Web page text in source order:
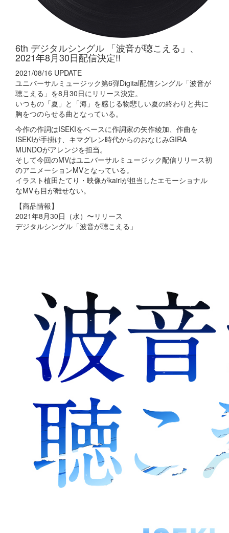
6th デジタルシングル 「波音が聴こえる」、
2021年8月30日配信決定!!
2021/08/16 UPDATE
ユニバーサルミュージック第6弾Digital配信シングル「波音が
聴こえる」を8月30日にリリース決定。
いつもの「夏」と「海」を感じる物悲しい夏の終わりと共に
胸をつのらせる曲となっている。
今作の作詞はISEKIをベースに作詞家の矢作綾加、作曲を
ISEKIが手掛け、キマグレン時代からのおなじみGIRA
MUNDOがアレンジを担当。
そして今回のMVはユニバーサルミュージック配信リリース初
のアニメーションMVとなっている。
イラスト植田たてり・映像がkairiが担当したエモーショナル
なMVも目が離せない。
【商品情報】
2021年8月30日（水）〜リリース
デジタルシングル「波音が聴こえる」